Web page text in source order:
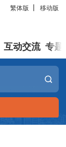
繁体版 移动版
互动交流 专题